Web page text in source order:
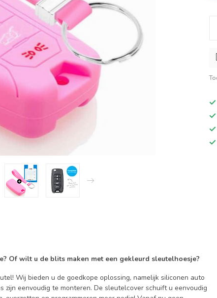
Of wilt u de blits maken met een gekleurd sleutelhoesje?
Wij bieden u de goedkope oplossing, namelijk siliconen auto
eenvoudig te monteren. De sleutelcover schuift u eenvoudig